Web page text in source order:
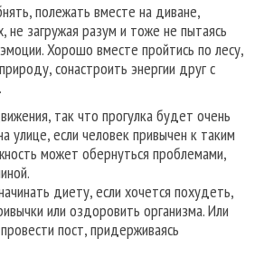
полежать вместе на диване,
не загружая разум и тоже не пытаясь
Хорошо вместе пройтись по лесу,
сонастроить энергии друг с
так что прогулка будет очень
улице, если человек привычен к таким
может обернуться проблемами,
диету, если хочется похудеть,
или оздоровить организма. Или
пост, придерживаясь